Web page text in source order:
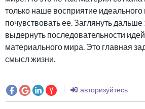
только наше восприятие идеального
почувствовать ее. Заглянуть дальше
выдернуть последовательности идей
материального мира. Это главная
смысл жизни.
авторизуйтесь